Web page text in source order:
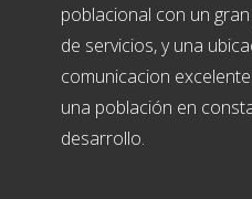
poblacional con un
de servicios, y una
comunicacion
una población en
desarrollo.